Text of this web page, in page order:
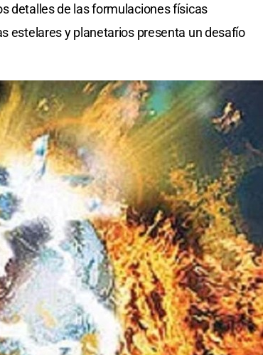
detalles de las formulaciones físicas
estelares y planetarios presenta un desafío